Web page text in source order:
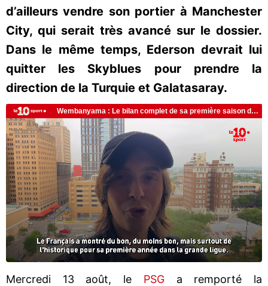
d’ailleurs vendre son portier à Manchester
City, qui serait très avancé sur le dossier.
Dans le même temps, Ederson devrait lui
quitter les Skyblues pour prendre la
direction de la Turquie et Galatasaray.
Mercredi 13 août, le PSGa remporté la